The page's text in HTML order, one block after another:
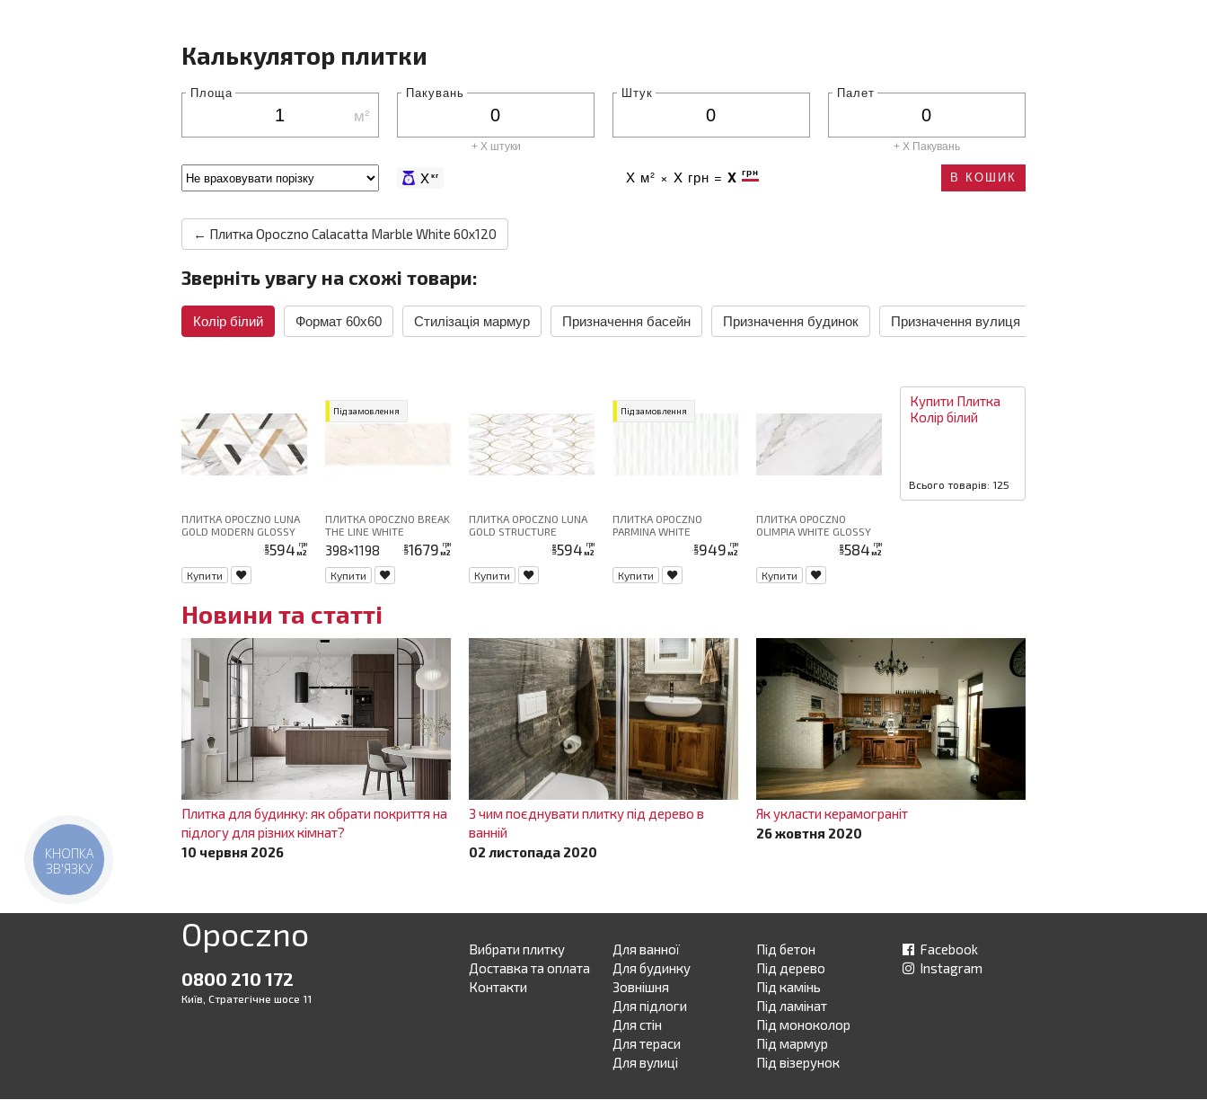
Калькулятор плитки
Площа
м²
Пакувань
+ X штуки
Штук Палет
+ X Пакувань
Xкг X м² × X грн = X грн В КОШИК
← Плитка Opoczno Calacatta Marble White 60x120
Зверніть увагу на схожі товари:
Колір білий Формат 60x60 Стилізація мармур Призначення басейн Призначення будинок Призначення вулиця
ПЛИТКА OPOCZNO LUNA
GOLD MODERN GLOSSY
ціна594 грн
м2
Купити
Під замовлення
ПЛИТКА OPOCZNO BREAK
THE LINE WHITE
STRUCTURE MICRO
40Х120
398×1198 ціна1679 грн
м2
Купити
ПЛИТКА OPOCZNO LUNA
GOLD STRUCTURE
GLOSSY 29, 7X60 G1
ціна594 грн
м2
Купити
Під замовлення
ПЛИТКА OPOCZNO
PARMINA WHITE
STRUCTURE MICRO RECT
ціна949 грн
м2
Купити
ПЛИТКА OPOCZNO
OLIMPIA WHITE GLOSSY
ціна584 грн
м2
Купити
Купити Плитка
Колір білий
Всього товарів: 125
Новини та статті
Плитка для будинку: як обрати покриття на
підлогу для різних кімнат?
10 червня 2026
З чим поєднувати плитку під дерево в
ванній
02 листопада 2020
Як укласти керамограніт
26 жовтня 2020
Opoczno
0800 210 172
Київ, Стратегічне шосе 11
Вибрати плитку
Доставка та оплата
Контакти
Для ванної
Для будинку
Зовнішня
Для підлоги
Для стін
Для тераси
Для вулиці
Під бетон
Під дерево
Під камінь
Під ламінат
Під моноколор
Під мармур
Під візерунок
Facebook
Instagram
КНОПКА
ЗВ'ЯЗКУ